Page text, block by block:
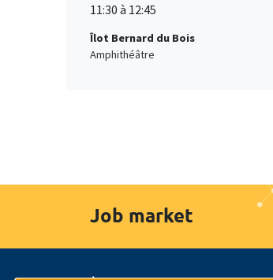
11:30 à 12:45
Îlot Bernard du Bois
Amphithéâtre
Job market